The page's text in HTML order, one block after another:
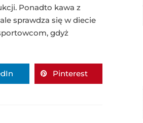
Ponadto kawa z
sprawdza się w diecie
gdyż
Pinterest